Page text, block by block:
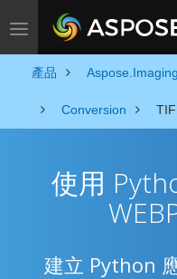
Toggle navigation
產品 Aspose.Imaging
Conversion
使用
建立 Python